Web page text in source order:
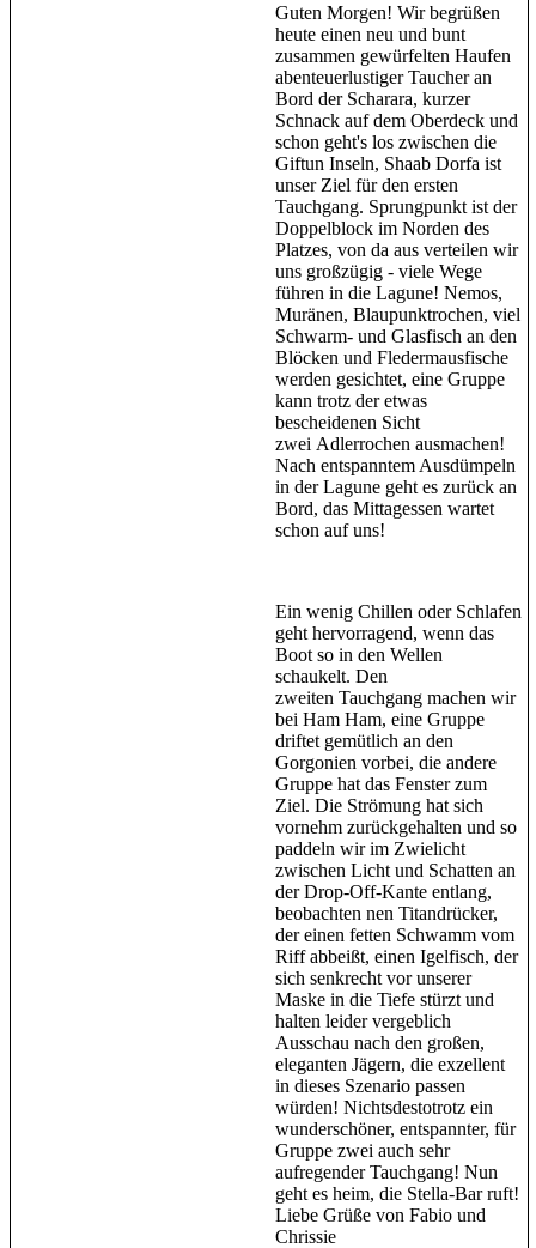
Guten Morgen! Wir begrüßen
heute einen neu und bunt
zusammen gewürfelten Haufen
abenteuerlustiger Taucher an
Bord der Scharara, kurzer
Schnack auf dem Oberdeck und
schon geht's los zwischen die
Giftun Inseln, Shaab Dorfa ist
unser Ziel für den ersten
Tauchgang. Sprungpunkt ist der
Doppelblock im Norden des
Platzes, von da aus verteilen wir
uns großzügig - viele Wege
führen in die Lagune! Nemos,
Muränen, Blaupunktrochen, viel
Schwarm- und Glasfisch an den
Blöcken und Fledermausfische
werden gesichtet, eine Gruppe
kann trotz der etwas
bescheidenen Sicht
zwei Adlerrochen ausmachen!
Nach entspanntem Ausdümpeln
in der Lagune geht es zurück an
Bord, das Mittagessen wartet
schon auf uns!
Ein wenig Chillen oder Schlafen
geht hervorragend, wenn das
Boot so in den Wellen
schaukelt. Den
zweiten Tauchgang machen wir
bei Ham Ham, eine Gruppe
driftet gemütlich an den
Gorgonien vorbei, die andere
Gruppe hat das Fenster zum
Ziel. Die Strömung hat sich
vornehm zurückgehalten und so
paddeln wir im Zwielicht
zwischen Licht und Schatten an
der Drop-Off-Kante entlang,
beobachten nen Titandrücker,
der einen fetten Schwamm vom
Riff abbeißt, einen Igelfisch, der
sich senkrecht vor unserer
Maske in die Tiefe stürzt und
halten leider vergeblich
Ausschau nach den großen,
eleganten Jägern, die exzellent
in dieses Szenario passen
würden! Nichtsdestotrotz ein
wunderschöner, entspannter, für
Gruppe zwei auch sehr
aufregender Tauchgang! Nun
geht es heim, die Stella-Bar ruft!
Liebe Grüße von Fabio und
Chrissie